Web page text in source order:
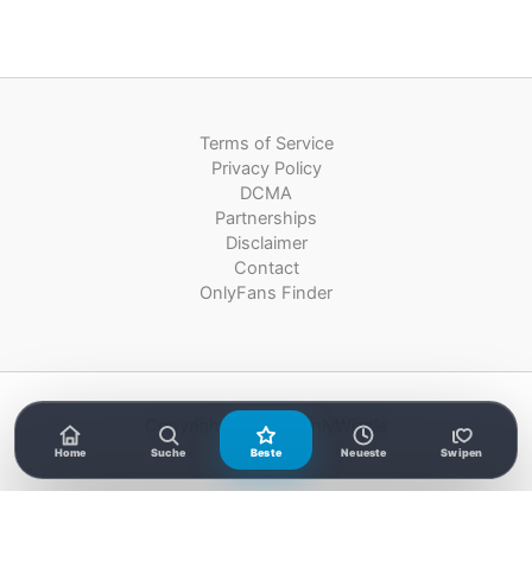
Terms of Service
Privacy Policy
DCMA
Partnerships
Disclaimer
Contact
OnlyFans Finder
Copyright © 2026 OnlyWizzle
Home Suche Beste Neueste Swipen